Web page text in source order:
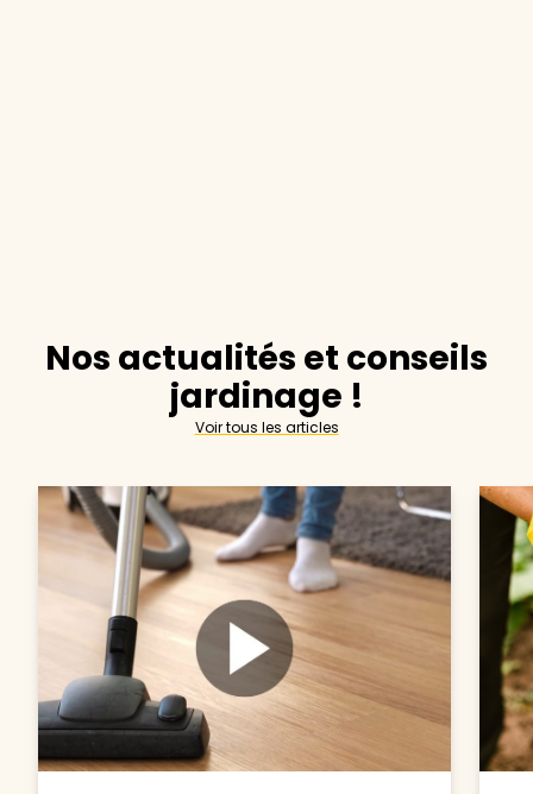
Nos actualités et conseils
jardinage !
Voir tous les articles